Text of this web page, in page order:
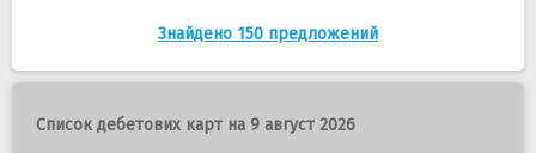
Знайдено 150 предложений
Список дебетових карт на 9 август 2026